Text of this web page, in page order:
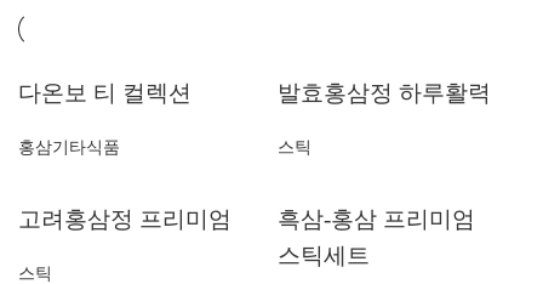
다온보 티 컬렉션
홍삼기타식품
발효홍삼정 하루활력
스틱
고려홍삼정 프리미엄
스틱
흑삼-홍삼 프리미엄
스틱세트